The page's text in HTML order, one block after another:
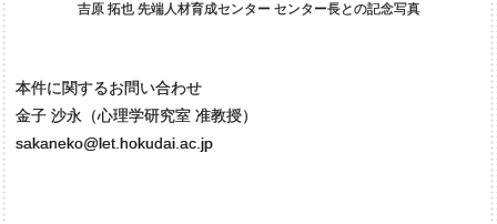
吉原 拓也 先端人材育成センター センター長との記念写真
本件に関するお問い合わせ
金子 沙永（心理学研究室 准教授）
sakaneko@let.hokudai.ac.jp